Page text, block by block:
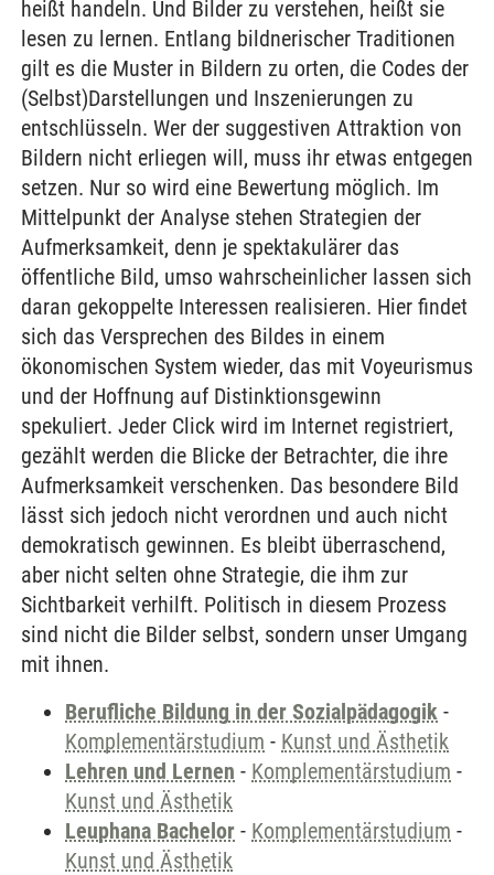
heißt handeln. Und Bilder zu verstehen, heißt sie
lesen zu lernen. Entlang bildnerischer Traditionen
gilt es die Muster in Bildern zu orten, die Codes der
(Selbst)Darstellungen und Inszenierungen zu
entschlüsseln. Wer der suggestiven Attraktion von
Bildern nicht erliegen will, muss ihr etwas entgegen
setzen. Nur so wird eine Bewertung möglich. Im
Mittelpunkt der Analyse stehen Strategien der
Aufmerksamkeit, denn je spektakulärer das
öffentliche Bild, umso wahrscheinlicher lassen sich
daran gekoppelte Interessen realisieren. Hier findet
sich das Versprechen des Bildes in einem
ökonomischen System wieder, das mit Voyeurismus
und der Hoffnung auf Distinktionsgewinn
spekuliert. Jeder Click wird im Internet registriert,
gezählt werden die Blicke der Betrachter, die ihre
Aufmerksamkeit verschenken. Das besondere Bild
lässt sich jedoch nicht verordnen und auch nicht
demokratisch gewinnen. Es bleibt überraschend,
aber nicht selten ohne Strategie, die ihm zur
Sichtbarkeit verhilft. Politisch in diesem Prozess
sind nicht die Bilder selbst, sondern unser Umgang
mit ihnen.
Berufliche Bildung in der Sozialpädagogik -
Komplementärstudium - Kunst und Ästhetik
Lehren und Lernen - Komplementärstudium -
Kunst und Ästhetik
Leuphana Bachelor - Komplementärstudium -
Kunst und Ästhetik